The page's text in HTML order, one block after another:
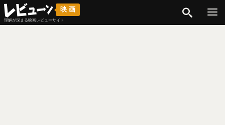
映画
理解が深まる映画レビューサイト